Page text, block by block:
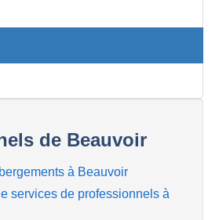
de Beauvoir
à Beauvoir
services de professionnels à